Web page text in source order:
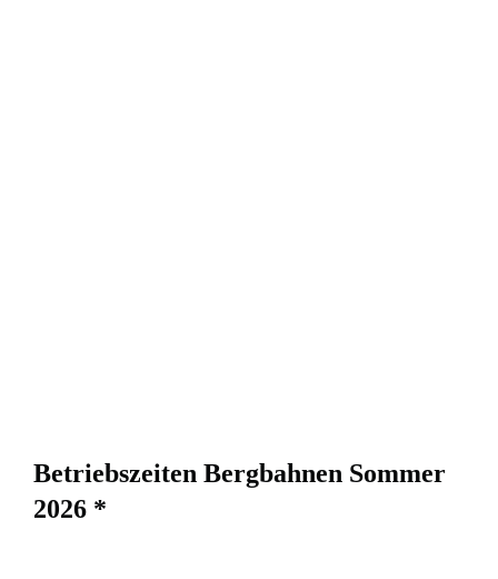
Betriebszeiten Bergbahnen Sommer
2026 *